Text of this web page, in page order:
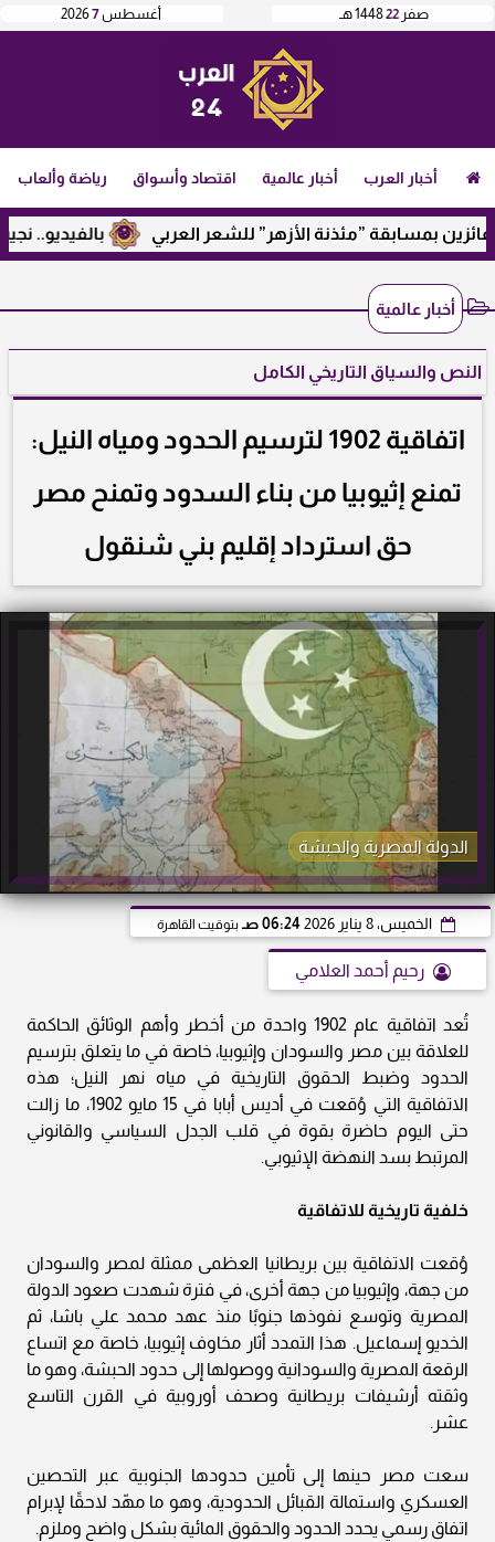
أغسطس7
2026 صفر 221448 هـ
أخبار العرب أخبار عالمية اقتصاد وأسواق رياضة وألعاب
بالفيديو.. نجيب ”مئذنة الأزهر” للشعر العربي
أخبار عالمية
النص والسياق التاريخي الكامل
اتفاقية 1902 لترسيم الحدود ومياه النيل:
تمنع إثيوبيا من بناء السدود وتمنح مصر
حق استرداد إقليم بني شنقول
الدولة المصرية والحبشة
الخميس، 8 يناير 2026 06:24 صـ بتوقيت القاهرة
رحيم أحمد العلامي
تُعد اتفاقية عام 1902 واحدة من أخطر وأهم الوثائق الحاكمة
للعلاقة بين مصر والسودان وإثيوبيا، خاصة في ما يتعلق بترسيم
الحدود وضبط الحقوق التاريخية في مياه نهر النيل؛ هذه
الاتفاقية التي وُقعت في أديس أبابا في 15 مايو 1902، ما زالت
حتى اليوم حاضرة بقوة في قلب الجدل السياسي والقانوني
المرتبط بسد النهضة الإثيوبي.
خلفية تاريخية للاتفاقية
وُقعت الاتفاقية بين بريطانيا العظمى ممثلة لمصر والسودان
من جهة، وإثيوبيا من جهة أخرى، في فترة شهدت صعود الدولة
المصرية وتوسع نفوذها جنوبًا منذ عهد محمد علي باشا، ثم
الخديو إسماعيل. هذا التمدد أثار مخاوف إثيوبيا، خاصة مع اتساع
الرقعة المصرية والسودانية ووصولها إلى حدود الحبشة، وهو ما
وثقته أرشيفات بريطانية وصحف أوروبية في القرن التاسع
عشر.
سعت مصر حينها إلى تأمين حدودها الجنوبية عبر التحصين
العسكري واستمالة القبائل الحدودية، وهو ما مهّد لاحقًا لإبرام
اتفاق رسمي يحدد الحدود والحقوق المائية بشكل واضح وملزم.